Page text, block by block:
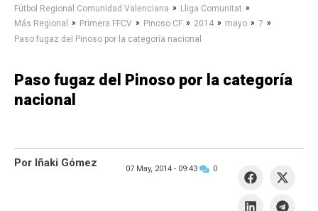
Fútbol Regional Comunidad Valenciana » Lliga Comunitat »
Más Regional
» Primera FFCV » Pinoso CF » 2014 » mayo » 7 »
Paso fugaz del Pinoso por la categoría nacional
Paso fugaz del Pinoso por la categoría
nacional
Por Iñaki Gómez 07 May, 2014 - 09:43 0